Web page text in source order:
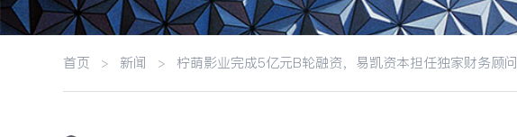
首页 > 新闻 > 柠萌影业完成5亿元B轮融资，易凯资本担任独家财务顾问